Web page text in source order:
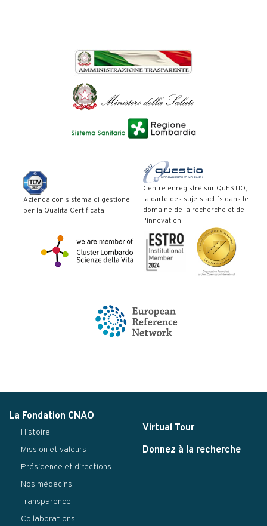
Azienda con sistema di gestione
per la Qualità Certificata
Centre enregistré sur QuESTIO,
la carte des sujets actifs dans le
domaine de la recherche et de
l'innovation
La Fondation CNAO
Histoire
Mission et valeurs
Présidence et directions
Nos médecins
Transparence
Collaborations
Virtual Tour
Donnez à la recherche